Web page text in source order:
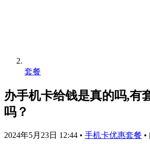
套餐
办手机卡给钱是真的吗,有
吗？
2024年5月23日 12:44 • 手机卡优惠套餐 •